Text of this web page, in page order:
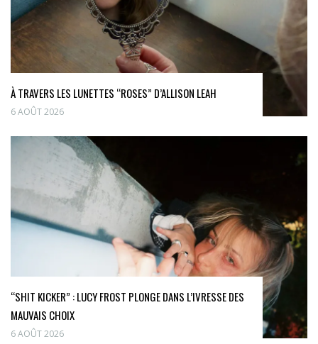
À TRAVERS LES LUNETTES “ROSES” D’ALLISON LEAH
6 AOÛT 2026
“SHIT KICKER” : LUCY FROST PLONGE DANS L’IVRESSE DES
MAUVAIS CHOIX
6 AOÛT 2026